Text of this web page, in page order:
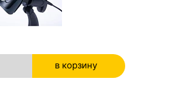
в корзину